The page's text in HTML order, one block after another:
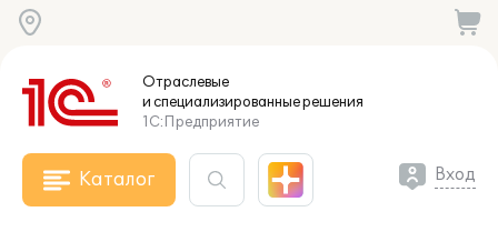
Отраслевые
и специализированныерешения
1С:Предприятие
Каталог Вход